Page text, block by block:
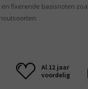
fixerende basisnoten
Al 12 jaar
voordelig